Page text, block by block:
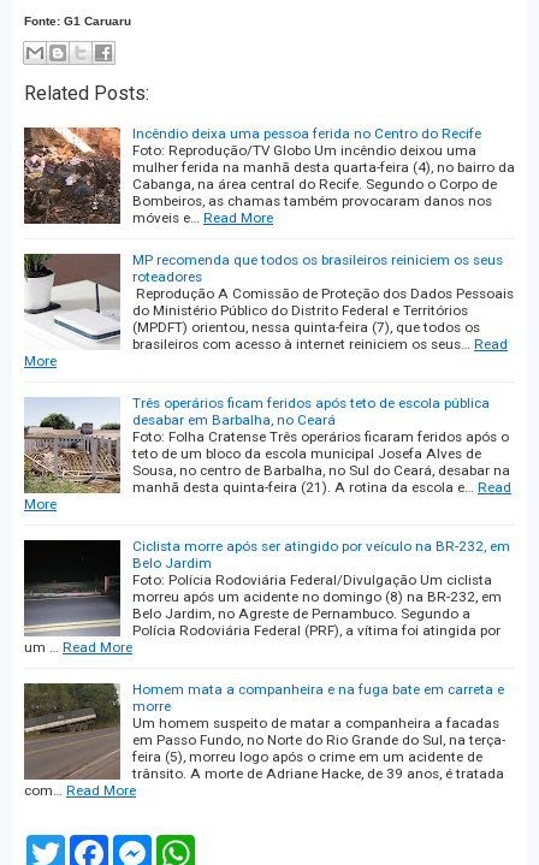
Fonte: G1 Caruaru
Related Posts:
Incêndio deixa uma pessoa ferida no Centro do Recife
Foto: Reprodução/TV Globo Um incêndio deixou uma
mulher ferida na manhã desta quarta-feira (4), no bairro da
Cabanga, na área central do Recife. Segundo o Corpo de
Bombeiros, as chamas também provocaram danos nos
móveis e… Read More
MP recomenda que todos os brasileiros reiniciem os seus
roteadores
Reprodução A Comissão de Proteção dos Dados Pessoais
do Ministério Público do Distrito Federal e Territórios
(MPDFT) orientou, nessa quinta-feira (7), que todos os
brasileiros com acesso à internet reiniciem os seus… Read
More
Três operários ficam feridos após teto de escola pública
desabar em Barbalha, no Ceará
Foto: Folha Cratense Três operários ficaram feridos após o
teto de um bloco da escola municipal Josefa Alves de
Sousa, no centro de Barbalha, no Sul do Ceará, desabar na
manhã desta quinta-feira (21). A rotina da escola e… Read
More
Ciclista morre após ser atingido por veículo na BR-232, em
Belo Jardim
Foto: Polícia Rodoviária Federal/Divulgação Um ciclista
morreu após um acidente no domingo (8) na BR-232, em
Belo Jardim, no Agreste de Pernambuco. Segundo a
Polícia Rodoviária Federal (PRF), a vítima foi atingida por
um … Read More
Homem mata a companheira e na fuga bate em carreta e
morre
Um homem suspeito de matar a companheira a facadas
em Passo Fundo, no Norte do Rio Grande do Sul, na terça-
feira (5), morreu logo após o crime em um acidente de
trânsito. A morte de Adriane Hacke, de 39 anos, é tratada
com… Read More
T
F
M